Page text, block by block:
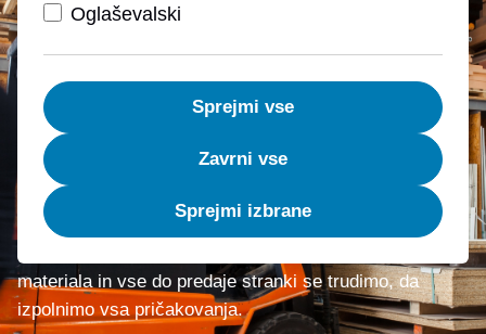
Oglaševalski
Sprejmi vse
Zavrni vse
Sprejmi izbrane
Zaupanja vredni že več kot 75 let
materiala in vse do predaje stranki se trudimo, da
izpolnimo vsa pričakovanja.